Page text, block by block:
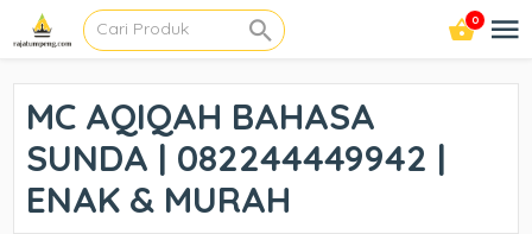
0
MC AQIQAH BAHASA
SUNDA | 082244449942 |
ENAK & MURAH